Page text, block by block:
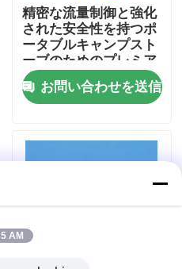
精密な流量制御と強化
された安全性を持つポ
ータブルキャンプスト
ーブのためのプレミア
ムブタンガスストーブ
バルブお問い合わせを送信
AM